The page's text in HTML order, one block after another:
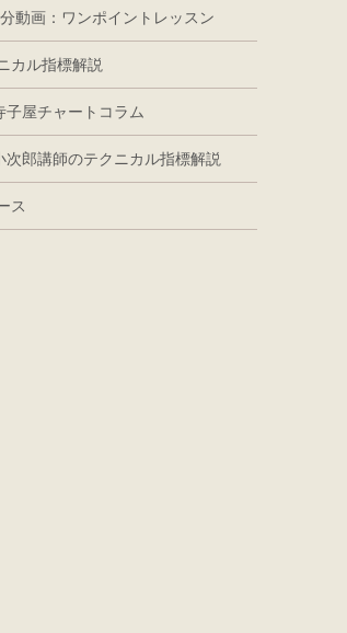
動画：ワンポイントレッスン
カル指標解説
子屋チャートコラム
次郎講師のテクニカル指標解説
ス